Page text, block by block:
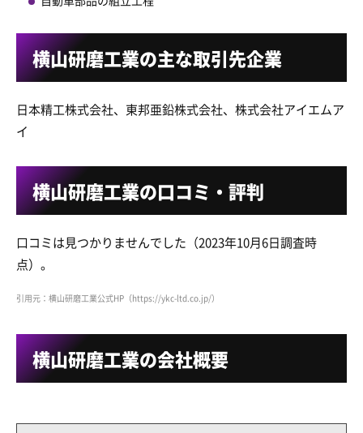
横山研磨工業の主な取引先企業
日本精工株式会社、東邦亜鉛株式会社、株式会社アイエムア
イ
横山研磨工業の口コミ・評判
口コミは見つかりませんでした（2023年10月6日調査時
点）。
引用元：横山研磨工業公式HP（https://ykc-ltd.co.jp/）
横山研磨工業の会社概要